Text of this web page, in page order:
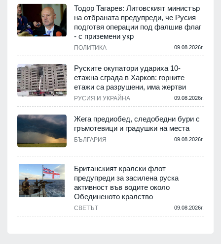
Тодор Тагарев: Литовският министър
на отбраната предупреди, че Русия
подготвя операции под фалшив флаг
- с приземени укр
ПОЛИТИКА 09.08.2026г.
Руските окупатори удариха 10-
етажна сграда в Харков: горните
етажи са разрушени, има жертви
РУСИЯ И УКРАЙНА 09.08.2026г.
Жега предиобед, следобедни бури с
гръмотевици и градушки на места
БЪЛГАРИЯ 09.08.2026г.
Британският кралски флот
предупреди за засилена руска
активност във водите около
Обединеното кралство
СВЕТЪТ 09.08.2026г.